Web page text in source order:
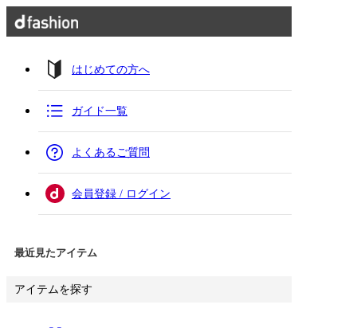
はじめての方へ
ガイド一覧
よくあるご質問
会員登録 / ログイン
最近見たアイテム
アイテムを探す